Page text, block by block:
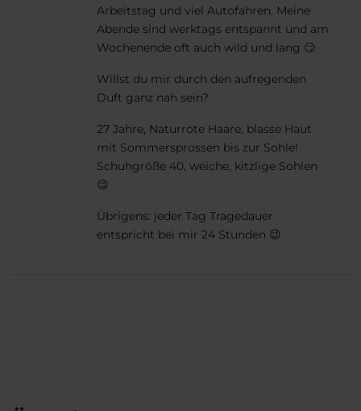
Arbeitstag und viel Autofahren. Meine
Abende sind werktags entspannt und am
Wochenende oft auch wild und lang 😏
Willst du mir durch den aufregenden
Duft ganz nah sein?
27 Jahre, Naturrote Haare, blasse Haut
mit Sommersprossen bis zur Sohle!
Schuhgröße 40, weiche, kitzlige Sohlen
😉
Übrigens: jeder Tag Tragedauer
entspricht bei mir 24 Stunden 😉